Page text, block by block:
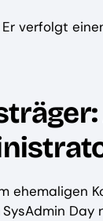
verfolgt
ehemaligen
Day